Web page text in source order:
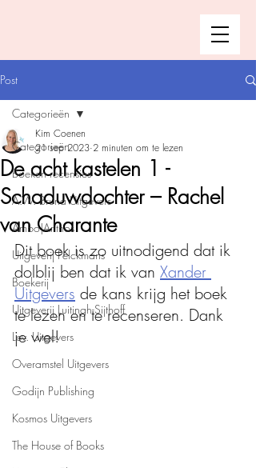
Post
Categorieën
Boeken recensies
A.W. Bruna Uitgevers
Ambo|Anthos
Uitgeverij Pelckmans
Boekerij
Uitgeverij Luitingh-Sijthoff
Lev. Uitgevers
Overamstel Uitgevers
Godijn Publishing
Kosmos Uitgevers
The House of Books
Categorieën
De acht kastelen 1 -
Schaduwdochter – Rachel
van Charante
Kim Coenen
21 sep 2023 2 minuten om te lezen
Dit boek is zo uitnodigend dat ik
dolblij ben dat ik van Xander
Uitgevers de kans krijg het boek
te lezen en te recenseren. Dank
je wel!